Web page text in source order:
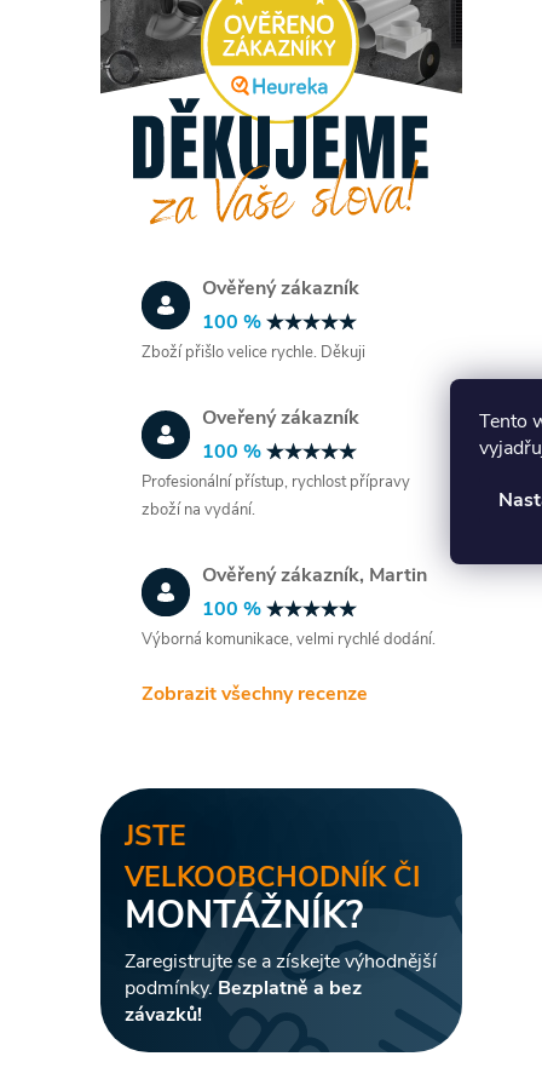
Tento
Ověřený zákazník
100 %
Zboží přišlo velice rychle. Děkuji
Oveřený zákazník
100 %
Profesionální přístup, rychlost přípravy
zboží na vydání.
Ověřený zákazník, Martin
100 %
Výborná komunikace, velmi rychlé dodání.
Zobrazit všechny recenze
JSTE
VELKOOBCHODNÍK ČI
MONTÁŽNÍK?
Zaregistrujte se a získejte výhodnější
podmínky.Bezplatně a bez
závazků!
r